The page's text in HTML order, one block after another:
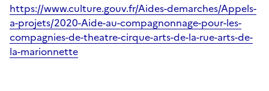
https://www.culture.gouv.fr/Aides-demarches/Appels-
a-projets/2020-Aide-au-compagnonnage-pour-les-
compagnies-de-theatre-cirque-arts-de-la-rue-arts-de-
la-marionnette